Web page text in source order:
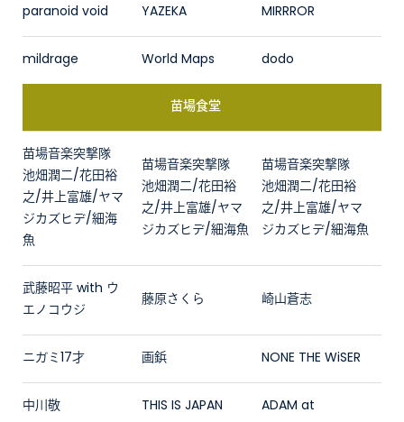
paranoid void YAZEKA MIRRROR
mildrage World Maps dodo
苗場食堂
苗場音楽突撃隊
池畑潤二/花田裕
之/井上富雄/ヤマ
ジカズヒデ/細海
魚
苗場音楽突撃隊
池畑潤二/花田裕
之/井上富雄/ヤマ
ジカズヒデ/細海魚
苗場音楽突撃隊
池畑潤二/花田裕
之/井上富雄/ヤマ
ジカズヒデ/細海魚
武藤昭平 with ウ
エノコウジ
藤原さくら 崎山蒼志
ニガミ17才 画鋲 NONE THE WiSER
中川敬 THIS IS JAPAN ADAM at